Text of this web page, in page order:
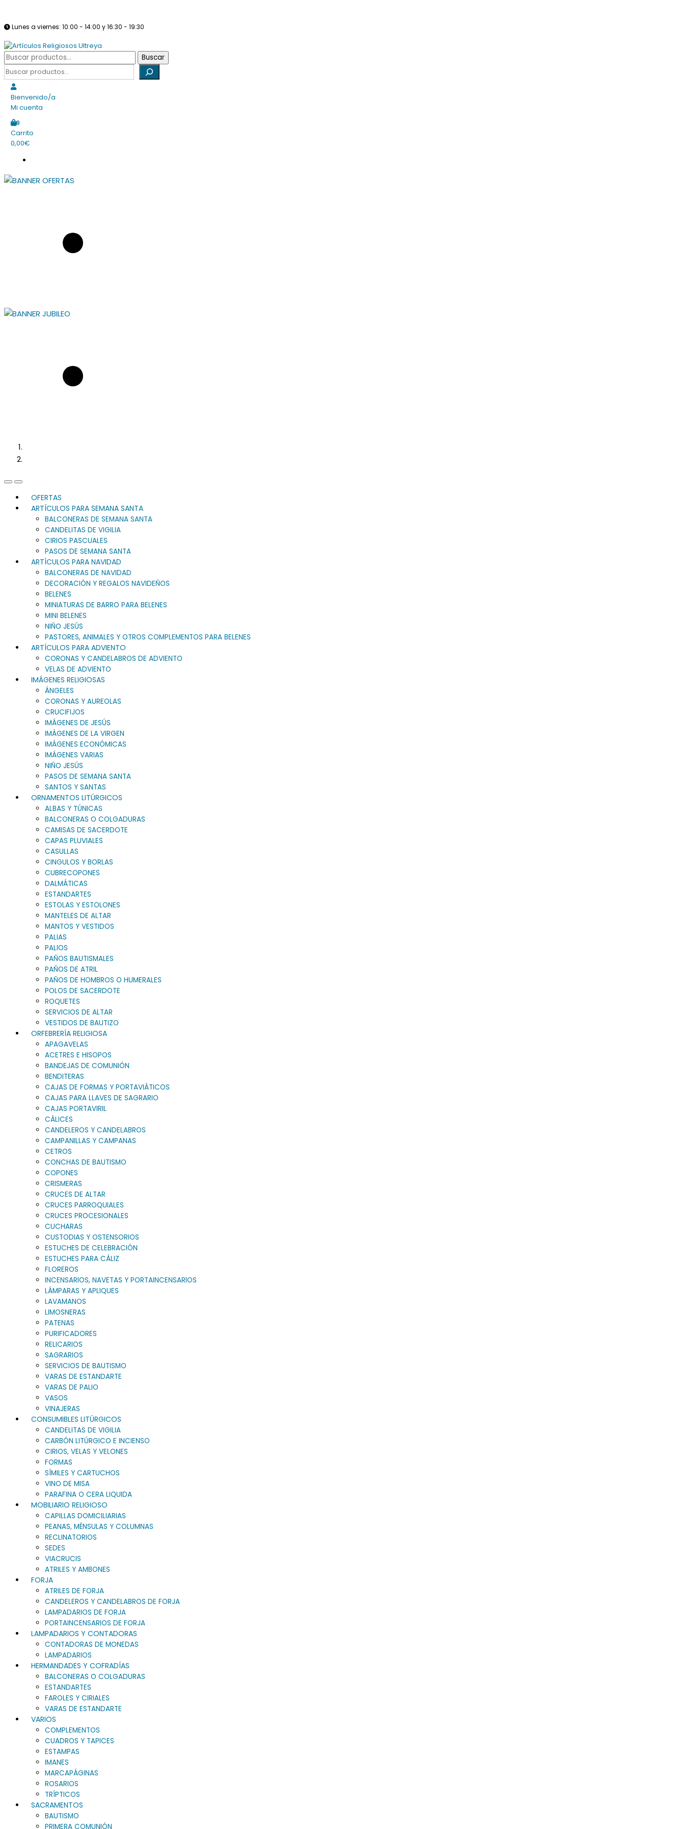
contenido
Lunes a viernes: 10:00 - 14:00 y 16:30 - 19:30
Artículos Religiosos Ultreya
Tienda online dedicada a la venta de todo tipo de artículos religiosos
Buscar
por:
Buscar
Buscar
Bienvenido/a
Mi cuenta
0
Carrito
0,00€
Previous
Slide
Next
SlideOFERTAS
ARTÍCULOS PARA SEMANA SANTA
BALCONERAS DE SEMANA SANTA
CANDELITAS DE VIGILIA
CIRIOS PASCUALES
PASOS DE SEMANA SANTA
ARTÍCULOS PARA NAVIDAD
BALCONERAS DE NAVIDAD
DECORACIÓN Y REGALOS NAVIDEÑOS
BELENES
MINIATURAS DE BARRO PARA BELENES
MINI BELENES
NIÑO JESÚS
PASTORES, ANIMALES Y OTROS COMPLEMENTOS PARA BELENES
ARTÍCULOS PARA ADVIENTO
CORONAS Y CANDELABROS DE ADVIENTO
VELAS DE ADVIENTO
IMÁGENES RELIGIOSAS
ÁNGELES
CORONAS Y AUREOLAS
CRUCIFIJOS
IMÁGENES DE JESÚS
IMÁGENES DE LA VIRGEN
IMÁGENES ECONÓMICAS
IMÁGENES VARIAS
NIÑO JESÚS
PASOS DE SEMANA SANTA
SANTOS Y SANTAS
ORNAMENTOS LITÚRGICOS
ALBAS Y TÚNICAS
BALCONERAS O COLGADURAS
CAMISAS DE SACERDOTE
CAPAS PLUVIALES
CASULLAS
CINGULOS Y BORLAS
CUBRECOPONES
DALMÁTICAS
ESTANDARTES
ESTOLAS Y ESTOLONES
MANTELES DE ALTAR
MANTOS Y VESTIDOS
PALIAS
PALIOS
PAÑOS BAUTISMALES
PAÑOS DE ATRIL
PAÑOS DE HOMBROS O HUMERALES
POLOS DE SACERDOTE
ROQUETES
SERVICIOS DE ALTAR
VESTIDOS DE BAUTIZO
ORFEBRERÍA RELIGIOSA
APAGAVELAS
ACETRES E HISOPOS
BANDEJAS DE COMUNIÓN
BENDITERAS
CAJAS DE FORMAS Y PORTAVIÁTICOS
CAJAS PARA LLAVES DE SAGRARIO
CAJAS PORTAVIRIL
CÁLICES
CANDELEROS Y CANDELABROS
CAMPANILLAS Y CAMPANAS
CETROS
CONCHAS DE BAUTISMO
COPONES
CRISMERAS
CRUCES DE ALTAR
CRUCES PARROQUIALES
CRUCES PROCESIONALES
CUCHARAS
CUSTODIAS Y OSTENSORIOS
ESTUCHES DE CELEBRACIÓN
ESTUCHES PARA CÁLIZ
FLOREROS
INCENSARIOS, NAVETAS Y PORTAINCENSARIOS
LÁMPARAS Y APLIQUES
LAVAMANOS
LIMOSNERAS
PATENAS
PURIFICADORES
RELICARIOS
SAGRARIOS
SERVICIOS DE BAUTISMO
VARAS DE ESTANDARTE
VARAS DE PALIO
VASOS
VINAJERAS
CONSUMIBLES LITÚRGICOS
CANDELITAS DE VIGILIA
CARBÓN LITÚRGICO E INCIENSO
CIRIOS, VELAS Y VELONES
FORMAS
SÍMILES Y CARTUCHOS
VINO DE MISA
PARAFINA O CERA LIQUIDA
MOBILIARIO RELIGIOSO
CAPILLAS DOMICILIARIAS
PEANAS, MÉNSULAS Y COLUMNAS
RECLINATORIOS
SEDES
VIACRUCIS
ATRILES Y AMBONES
FORJA
ATRILES DE FORJA
CANDELEROS Y CANDELABROS DE FORJA
LAMPADARIOS DE FORJA
PORTAINCENSARIOS DE FORJA
LAMPADARIOS Y CONTADORAS
CONTADORAS DE MONEDAS
LAMPADARIOS
HERMANDADES Y COFRADÍAS
BALCONERAS O COLGADURAS
ESTANDARTES
FAROLES Y CIRIALES
VARAS DE ESTANDARTE
VARIOS
COMPLEMENTOS
CUADROS Y TAPICES
ESTAMPAS
IMANES
MARCAPÁGINAS
ROSARIOS
TRÍPTICOS
SACRAMENTOS
BAUTISMO
PRIMERA COMUNIÓN